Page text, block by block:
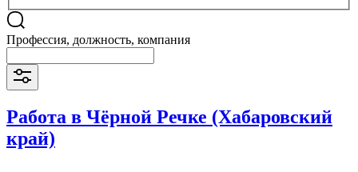
Профессия, должность, компания
Работа в Чёрной Речке (Хабаровский
край)